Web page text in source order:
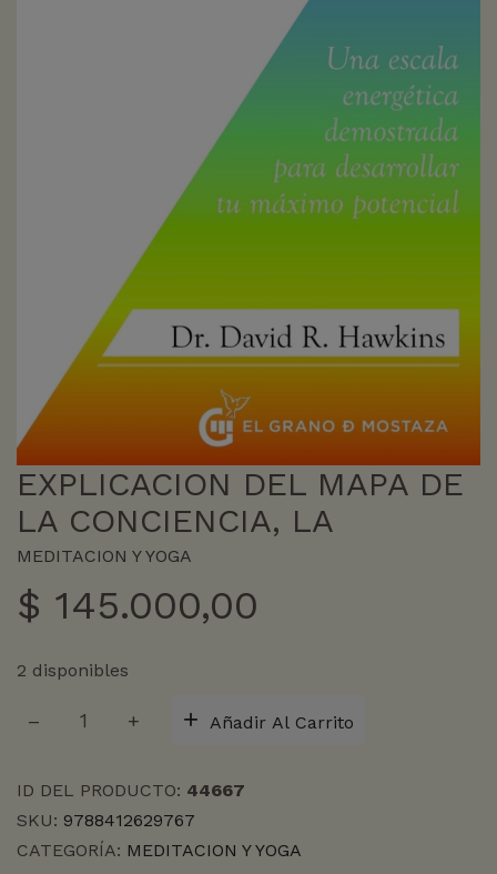
EXPLICACION DEL MAPA DE
LA CONCIENCIA, LA
MEDITACION Y YOGA
$ 145.000,00
2 disponibles
DEL
LA
CONCIENCIA,
LA
Añadir Al Carrito
ID DEL PRODUCTO: 44667
SKU: 9788412629767
CATEGORÍA: MEDITACION Y YOGA